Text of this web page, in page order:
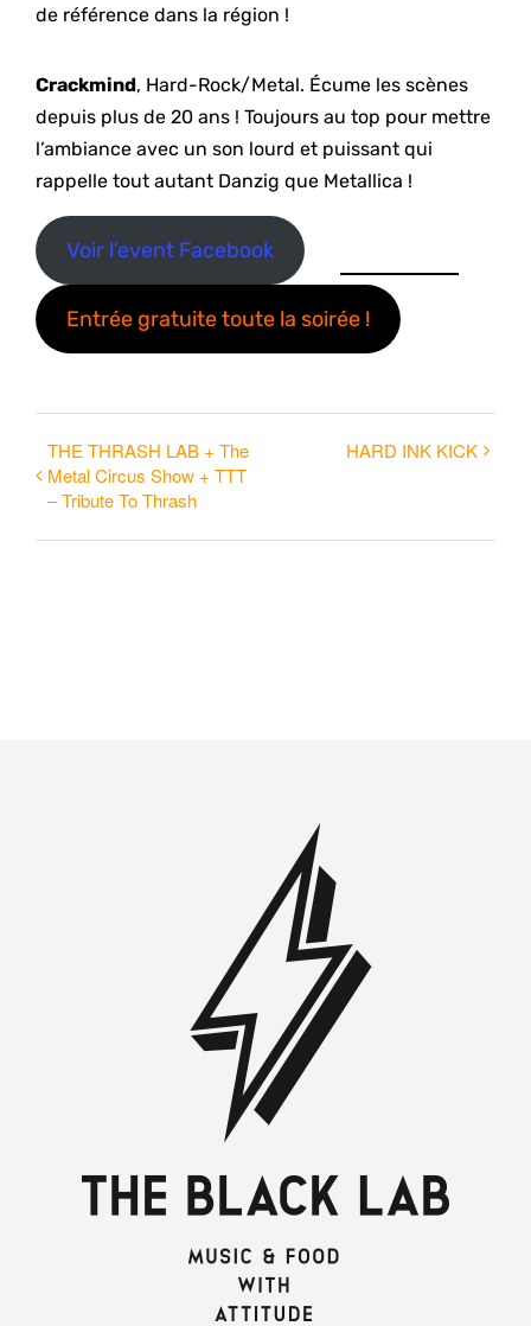
de référence dans la région !
Crackmind, Hard-Rock/Metal. Écume les scènes
depuis plus de 20 ans ! Toujours au top pour mettre
l’ambiance avec un son lourd et puissant qui
rappelle tout autant Danzig que Metallica !
Voir l’event Facebook
Entrée gratuite toute la soirée !
THE THRASH LAB + The
Metal Circus Show + TTT
– Tribute To Thrash
HARD INK KICK